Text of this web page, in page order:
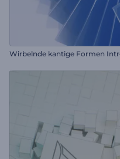
Wirbelnde kantige Formen